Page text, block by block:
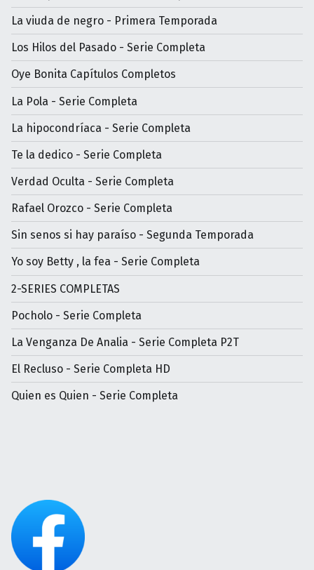
La viuda de negro - Primera Temporada
Los Hilos del Pasado - Serie Completa
Oye Bonita Capítulos Completos
La Pola - Serie Completa
La hipocondríaca - Serie Completa
Te la dedico - Serie Completa
Verdad Oculta - Serie Completa
Rafael Orozco - Serie Completa
Sin senos si hay paraíso - Segunda Temporada
Yo soy Betty , la fea - Serie Completa
2-SERIES COMPLETAS
Pocholo - Serie Completa
La Venganza De Analia - Serie Completa P2T
El Recluso - Serie Completa HD
Quien es Quien - Serie Completa